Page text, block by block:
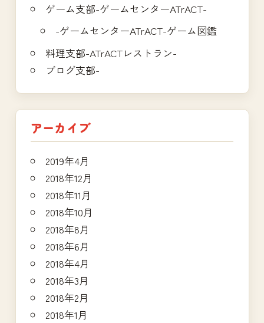
ゲーム支部-ゲームセンターATrACT-
-ゲームセンターATrACT-ゲーム図鑑
料理支部-ATrACTレストラン-
ブログ支部-
アーカイブ
2019年4月
2018年12月
2018年11月
2018年10月
2018年8月
2018年6月
2018年4月
2018年3月
2018年2月
2018年1月